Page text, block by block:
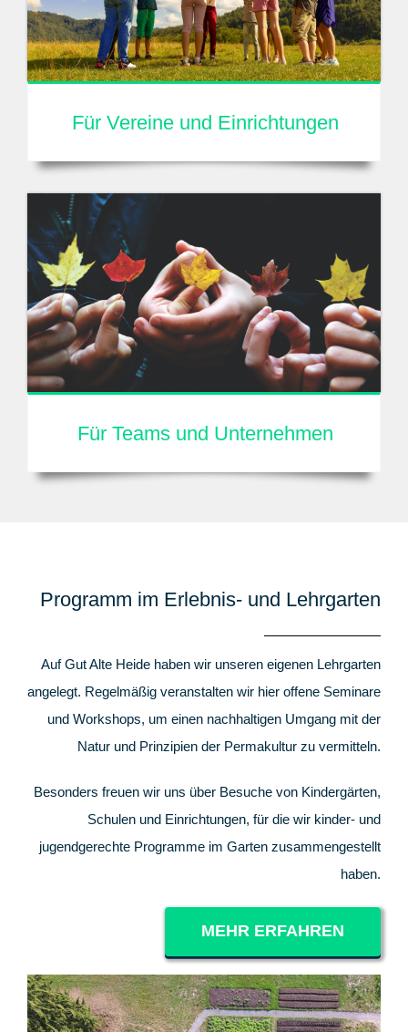
Für Vereine und Einrichtungen
Für Teams und Unternehmen
Programm im Erlebnis- und Lehrgarten
Auf Gut Alte Heide haben wir unseren eigenen Lehrgarten
angelegt. Regelmäßig veranstalten wir hier offene Seminare
und Workshops, um einen nachhaltigen Umgang mit der
Natur und Prinzipien der Permakultur zu vermitteln.
Besonders freuen wir uns über Besuche von Kindergärten,
Schulen und Einrichtungen, für die wir kinder- und
jugendgerechte Programme im Garten zusammengestellt
haben.
MEHR ERFAHREN